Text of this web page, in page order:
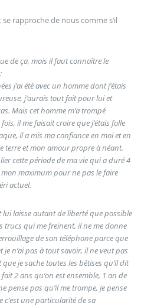
rapproche de nous comme s’il
de ça, mais il faut connaître le
j’ai été avec un homme dont j’étais
j’aurais tout fait pour lui et
Mais cet homme m’a trompé
il me faisait croire que j’étais folle
il a mis ma confiance en moi et en
terre et mon amour propre à néant.
cette période de ma vie qui a duré 4
mon maximum pour ne pas le faire
actuel.
lui laisse autant de liberté que possible
trucs qui me freinent, il ne me donne
de son téléphone parce que
je n’ai pas à tout savoir, il ne veut pas
je sache toutes les bêtises qu’il dit
2 ans qu’on est ensemble, 1 an de
pense pas qu’il me trompe, je pense
c’est une particularité de sa